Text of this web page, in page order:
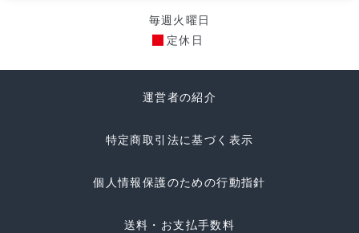
毎週火曜日
定休日
運営者の紹介
特定商取引法に基づく表示
個人情報保護のための行動指針
送料・お支払手数料